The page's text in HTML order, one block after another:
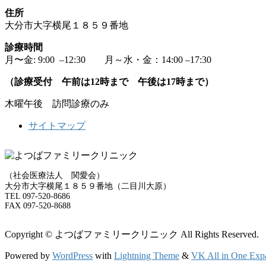
住所
大分市大字横尾１８５９番地
診療時間
月〜金: 9:00 –12:30 月～水・金：14:00 –17:30
（診療受付 午前は12時まで 午後は17時まで）
木曜午後 訪問診療のみ
サイトマップ
（社会医療法人 関愛会）
大分市大字横尾１８５９番地（二目川大原）
TEL 097-520-8686
FAX 097-520-8688
Copyright © よつばファミリークリニック All Rights Reserved.
Powered by WordPress with Lightning Theme & VK All in One